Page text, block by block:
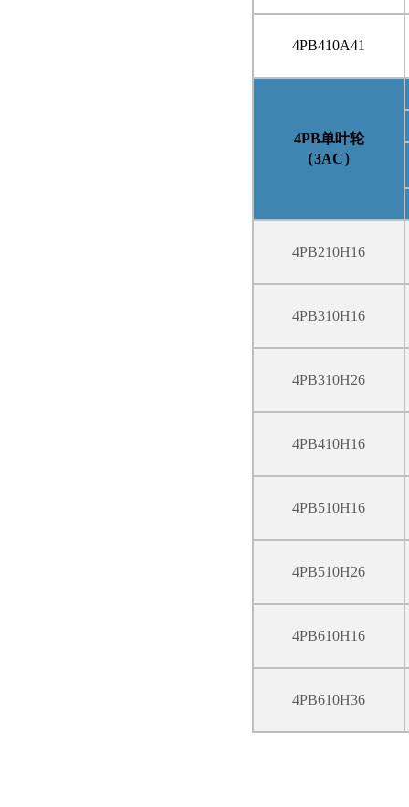
4PB410A41
4PB单叶轮
（3AC）
4PB210H16
4PB310H16
4PB310H26
4PB410H16
4PB510H16
4PB510H26
4PB610H16
4PB610H36